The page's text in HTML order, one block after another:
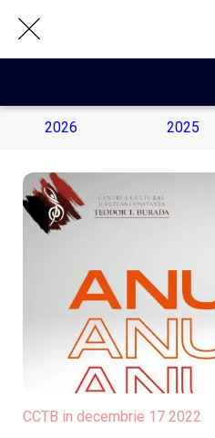
2026 2025
CCTB in decembrie 17 2022